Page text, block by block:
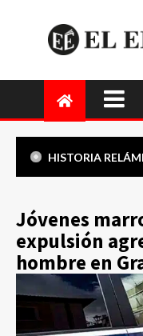
HISTORIA
Jóvenes
expulsión
hombre en